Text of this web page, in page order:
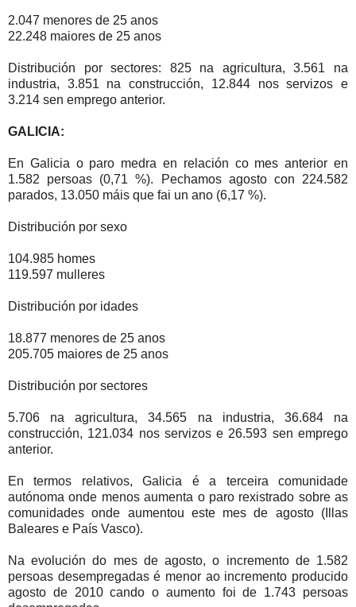
2.047 menores de 25 anos
22.248 maiores de 25 anos
Distribución por sectores: 825 na agricultura, 3.561 na
industria, 3.851 na construcción, 12.844 nos servizos e
3.214 sen emprego anterior.
GALICIA:
En Galicia o paro medra en relación co mes anterior en
1.582 persoas (0,71 %). Pechamos agosto con 224.582
parados, 13.050 máis que fai un ano (6,17 %).
Distribución por sexo
104.985 homes
119.597 mulleres
Distribución por idades
18.877 menores de 25 anos
205.705 maiores de 25 anos
Distribución por sectores
5.706 na agricultura, 34.565 na industria, 36.684 na
construcción, 121.034 nos servizos e 26.593 sen emprego
anterior.
En termos relativos, Galicia é a terceira comunidade
autónoma onde menos aumenta o paro rexistrado sobre as
comunidades onde aumentou este mes de agosto (Illas
Baleares e País Vasco).
Na evolución do mes de agosto, o incremento de 1.582
persoas desempregadas é menor ao incremento producido
agosto de 2010 cando o aumento foi de 1.743 persoas